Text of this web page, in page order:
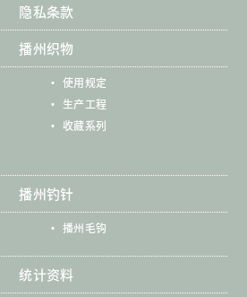
隐私条款
播州织物
使用规定
生产工程
收藏系列
播州钓针
播州毛钩
统计资料